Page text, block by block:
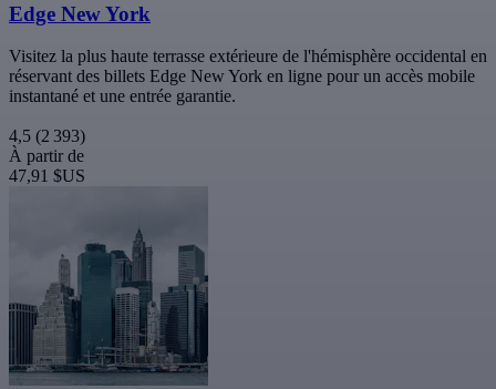
Edge New York
Visitez la plus haute terrasse extérieure de l'hémisphère occidental en
réservant des billets Edge New York en ligne pour un accès mobile
instantané et une entrée garantie.
4,5 (2 393)
À partir de
47,91 $US